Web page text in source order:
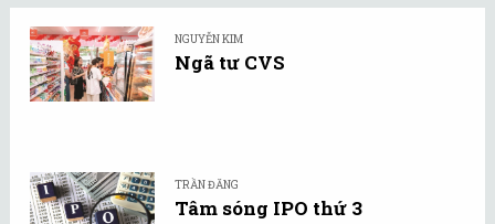
NGUYỄN KIM
Ngã tư CVS
TRẦN ĐĂNG
Tâm sóng IPO thứ 3